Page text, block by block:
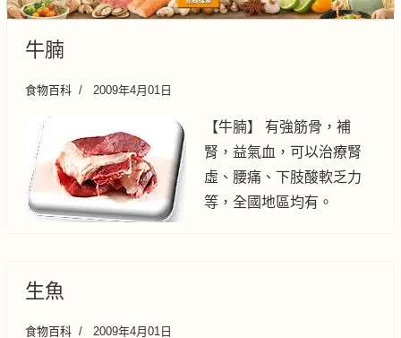
牛腩
食物百科 2009年4月01日
【牛腩】 有強筋骨，補
腎，益氣血，可以治療腎
虛、腰痛、下肢酸軟乏力
等，全國地區均有。
生魚
食物百科 2009年4月01日